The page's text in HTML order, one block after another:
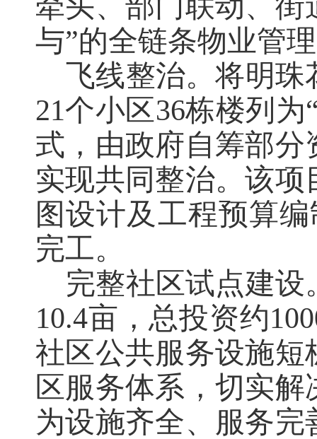
与”的全链条物业管
飞线整治。将明珠
21个小区36栋楼列为
式，由政府自筹部
实现共同整治。该项
图设计及工程预算
完工。
完整社区试点建设
10.4亩，总投资约1
社区公共服务设施
区服务体系，切实
为设施齐全、服务